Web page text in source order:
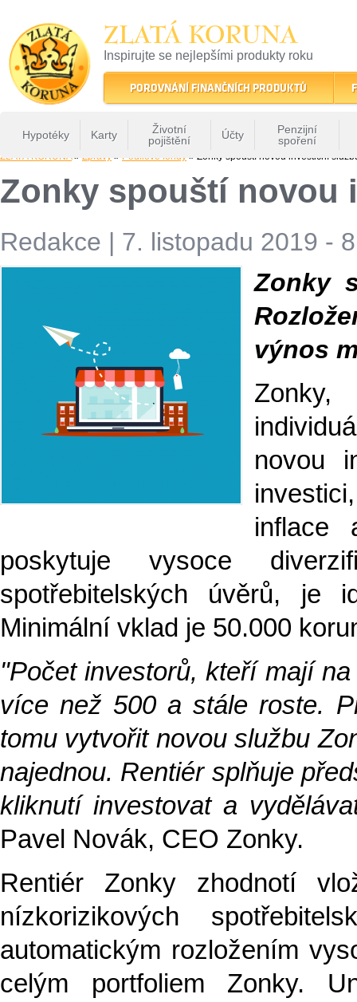
ZLATÁ KORUNA
Inspirujte se nejlepšími produkty roku
22 let tradice a kvality na finančním trhu
POROVNÁNÍ FINANČNÍCH PRODUKTŮ
Hypotéky Karty
Životní
pojištění
Účty
Penzijní
spoření
ZLATÁ KORUNA» Zprávy » Podílové fondy » Zonky spouští novou investiční
Zonky spouští novou
Redakce | 7. listopadu 2019 -
Zonky
výnos
novou
inflace
poskytuje vysoce
spotřebitelských úvěrů, je
Minimální vklad je 50.000
"Počet investorů, kteří mají
více než 500 a stále roste.
tomu vytvořit novou službu
najednou. Rentiér splňuje
kliknutí investovat a
Pavel Novák, CEO Zonky.
Rentiér Zonky zhodnotí
nízkorizikových
automatickým rozložením
celým portfoliem Zonky.